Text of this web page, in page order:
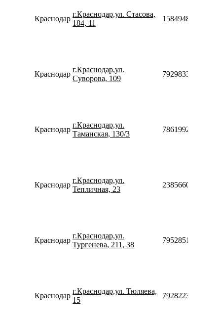
Краснодар
г.Краснодар,ул. Стасова,
184, 11
158494879696
Краснодар
г.Краснодар,ул.
Суворова, 109
79298333154
Краснодар
г.Краснодар,ул.
Таманская, 130/3
78619920566
Краснодар
г.Краснодар,ул.
Тепличная, 23
238566024244
Краснодар
г.Краснодар,ул.
Тургенева, 211, 38
79528518560
Краснодар
г.Краснодар,ул. Тюляева,
15